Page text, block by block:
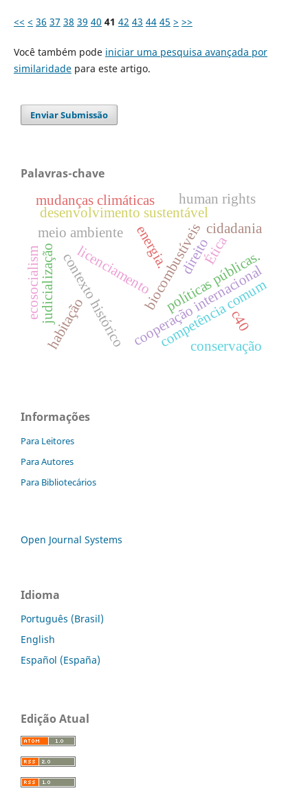
<< < 36 37 38 39 40 41 42 43 44 45 > >>
Você também pode iniciar uma pesquisa avançada por
similaridadepara este artigo.
Enviar Submissão
Palavras-chave
biocombustíveis
contexto históricocooperação internacional
energia.
competência comum
desenvolvimento sustentável
licenciamento
meio ambiente
direitoÉtica
cidadania
judicialização
habitação
políticas públicas.
human rights
ecosocialism
mudanças climáticas
c40
conservação
Informações
Para Leitores
Para Autores
Para Bibliotecários
Open Journal Systems
Idioma
Português (Brasil)
English
Español (España)
Edição Atual